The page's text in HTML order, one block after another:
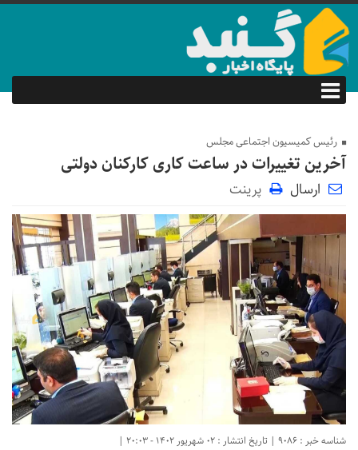
رئیس کمیسیون اجتماعی مجلس
آخرین تغییرات در ساعت کاری کارکنان دولتی
ارسال پرینت
شناسه خبر : 9086 | تاریخ انتشار : 02 شهریور 1402 - 20:03 |